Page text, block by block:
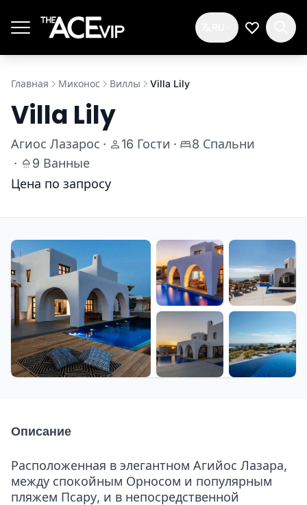
Мой
Главная Миконос Виллы Villa Lily
Villa Lily
Агиос Лазарос · 16 Гости ·
8 Спальни
·
9 Ванные
Цена по запросу
Описание
Расположенная в элегантном Агийос Лазара,
между спокойным Орносом и популярным
пляжем Псару, и в непосредственной